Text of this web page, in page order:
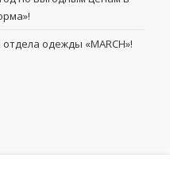
одежды «MARCH»!